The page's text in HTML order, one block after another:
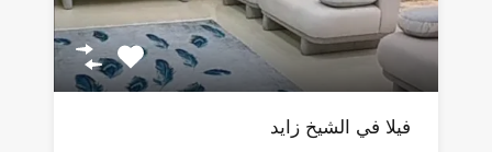
فيلا في الشيخ زايد